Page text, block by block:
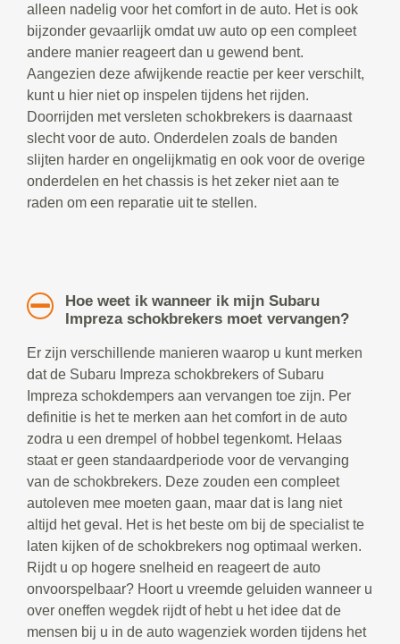
alleen nadelig voor het comfort in de auto. Het is ook
bijzonder gevaarlijk omdat uw auto op een compleet
andere manier reageert dan u gewend bent.
Aangezien deze afwijkende reactie per keer verschilt,
kunt u hier niet op inspelen tijdens het rijden.
Doorrijden met versleten schokbrekers is daarnaast
slecht voor de auto. Onderdelen zoals de banden
slijten harder en ongelijkmatig en ook voor de overige
onderdelen en het chassis is het zeker niet aan te
raden om een reparatie uit te stellen.
Hoe weet ik wanneer ik mijn Subaru
Impreza schokbrekers moet vervangen?
Er zijn verschillende manieren waarop u kunt merken
dat de Subaru Impreza schokbrekers of Subaru
Impreza schokdempers aan vervangen toe zijn. Per
definitie is het te merken aan het comfort in de auto
zodra u een drempel of hobbel tegenkomt. Helaas
staat er geen standaardperiode voor de vervanging
van de schokbrekers. Deze zouden een compleet
autoleven mee moeten gaan, maar dat is lang niet
altijd het geval. Het is het beste om bij de specialist te
laten kijken of de schokbrekers nog optimaal werken.
Rijdt u op hogere snelheid en reageert de auto
onvoorspelbaar? Hoort u vreemde geluiden wanneer u
over oneffen wegdek rijdt of hebt u het idee dat de
mensen bij u in de auto wagenziek worden tijdens het